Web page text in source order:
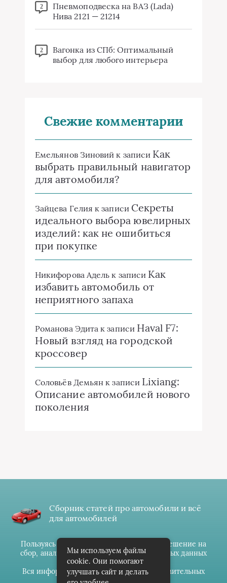
2
Пневмоподвеска на ВАЗ (Lada)
Нива 2121 — 21214
2
Вагонка из СПб: Оптимальный
выбор для любого интерьера
Свежие комментарии
Емельянов Зиновий к записи Как
выбрать правильный навигатор
для автомобиля?
Зайцева Гелия к записи Секреты
идеального выбора ювелирных
изделий: как не ошибиться
при покупке
Никифорова Адель к записи Как
избавить автомобиль от
неприятного запаха
Романова Эдита к записи Haval F7:
Новый взгляд на городской
кроссовер
Соловьёв Демьян к записи Lixiang:
Описание автомобилей нового
поколения
Сборник статей про автомобили и всё
для автомобилей
Пользуясь данным ресурсом вы даёте разрешение на
сбор, анализ и хранение своих персональных данных
согласноПравилам
Вся информация предоставлена в ознакомительных
целях.
Мы используем файлы
cookie. Они помогают
улучшать сайт и делать